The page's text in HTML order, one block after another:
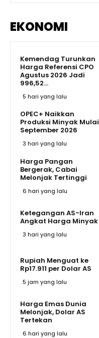
EKONOMI
Kemendag Turunkan
Harga Referensi CPO
Agustus 2026 Jadi
996,52...
5 hari yang lalu
OPEC+ Naikkan
Produksi Minyak Mulai
September 2026
3 hari yang lalu
Harga Pangan
Bergerak, Cabai
Melonjak Tertinggi
6 hari yang lalu
Ketegangan AS-Iran
Angkat Harga Minyak
3 hari yang lalu
Rupiah Menguat ke
Rp17.911 per Dolar AS
5 jam yang lalu
Harga Emas Dunia
Melonjak, Dolar AS
Tertekan
6 hari yang lalu